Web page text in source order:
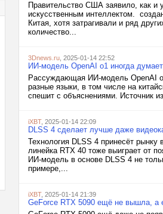
Правительство США заявило, как и
искусственным интеллектом.
Китая, хотя затрагивали и ряд
количество...
3Dnews.ru , 2025-01-14 22:52
ИИ-модель OpenAI o1 иногда
Рассуждающая ИИ-модель OpenAI
разные языки, в том числе на
спешит с объяснениями. Источник
iXBT, 2025-01-14 22:09
DLSS 4 сделает лучше даже
Технология DLSS 4 принесёт
линейка RTX 40 тоже выиграет от
ИИ-модель в основе DLSS 4 не
примере,...
iXBT, 2025-01-14 21:39
GeForce RTX 5090 ещё не вышла, а